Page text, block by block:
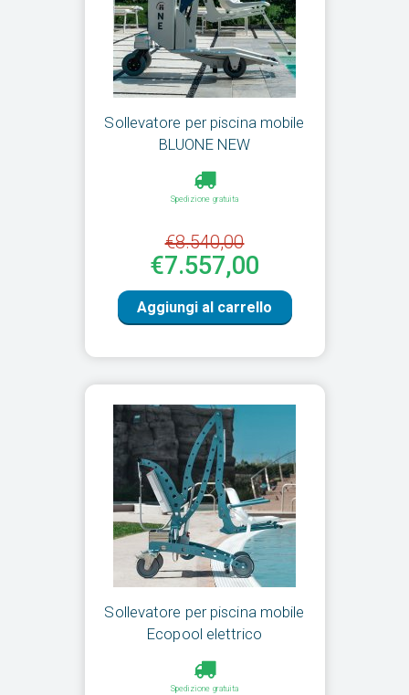
Sollevatore per piscina mobile
BLUONE NEW
Spedizione gratuita
€8.540,00
€7.557,00
Aggiungi al carrello
Sollevatore per piscina mobile
Ecopool elettrico
Spedizione gratuita